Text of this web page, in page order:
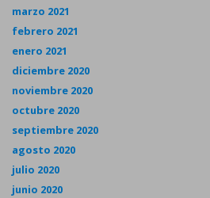
marzo 2021
febrero 2021
enero 2021
diciembre 2020
noviembre 2020
octubre 2020
septiembre 2020
agosto 2020
julio 2020
junio 2020